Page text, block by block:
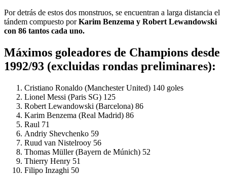
Por detrás de estos dos monstruos, se encuentran a larga distancia el
tándem compuesto porKarim Benzema y Robert Lewandowski
con 86 tantos cada uno.
Máximos goleadores de Champions desde
1992/93 (excluidas rondas preliminares):
Cristiano Ronaldo (Manchester United) 140 goles
Lionel Messi (Paris SG) 125
Robert Lewandowski (Barcelona) 86
Karim Benzema (Real Madrid) 86
Raul 71
Andriy Shevchenko 59
Ruud van Nistelrooy 56
Thomas Müller (Bayern de Múnich) 52
Thierry Henry 51
Filipo Inzaghi 50